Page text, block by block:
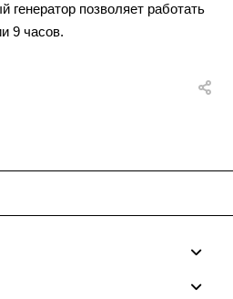
генератор позволяет работать
9 часов.